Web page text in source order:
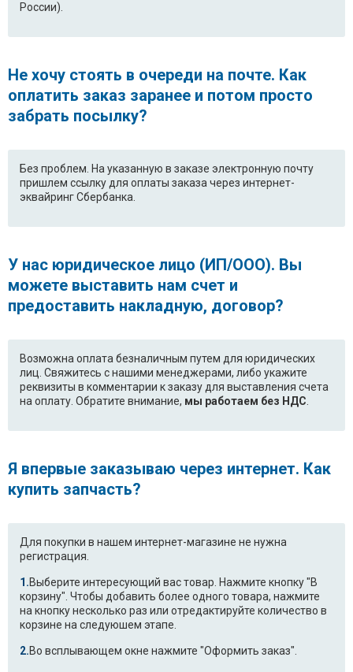
России).
Не хочу стоять в очереди на почте. Как
оплатить заказ заранее и потом просто
забрать посылку?
Без проблем. На указанную в заказе электронную почту
пришлем ссылку для оплаты заказа через интернет-
эквайринг Сбербанка.
У нас юридическое лицо (ИП/ООО). Вы
можете выставить нам счет и
предоставить накладную, договор?
Возможна оплата безналичным путем для юридических
лиц. Свяжитесь с нашими менеджерами, либо укажите
реквизиты в комментарии к заказу для выставления счета
на оплату. Обратите внимание, мы работаем без НДС.
Я впервые заказываю через интернет. Как
купить запчасть?
Для покупки в нашем интернет-магазине не нужна
регистрация.
Выберите интересующий вас товар. Нажмите кнопку "В
корзину". Чтобы добавить более одного товара, нажмите
на кнопку несколько раз или отредактируйте количество в
корзине на следуюшем этапе.
Во всплывающем окне нажмите "Оформить заказ".